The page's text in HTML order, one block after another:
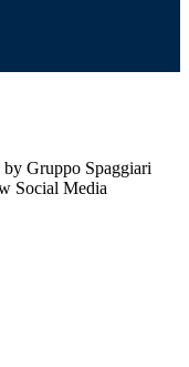
Gruppo Spaggiari
Social Media